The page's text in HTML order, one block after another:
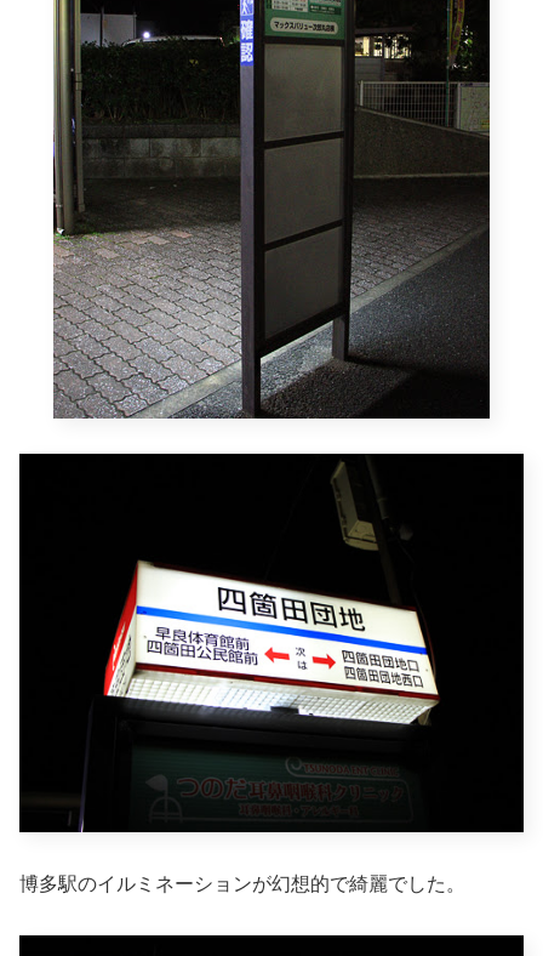
博多駅のイルミネーションが幻想的で綺麗でした。